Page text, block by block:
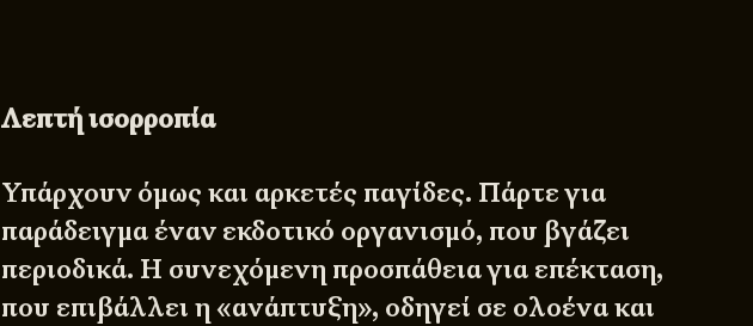
Λεπτή ισορροπία
Υπάρχουν όμως και αρκετές παγίδες. Πάρτε για
παράδειγμα έναν εκδοτικό οργανισμό, που βγάζει
περιοδικά. Η συνεχόμενη προσπάθεια για επέκταση,
που επιβάλλει η «ανάπτυξη», οδηγεί σε ολοένα και